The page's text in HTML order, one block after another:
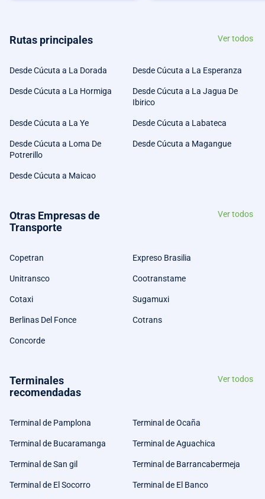
Rutas principales Ver todos
Desde Cúcuta a La Dorada Desde Cúcuta a La Esperanza
Desde Cúcuta a La Hormiga
Desde Cúcuta a La Jagua De
Ibirico
Desde Cúcuta a La Ye Desde Cúcuta a Labateca
Desde Cúcuta a Loma De
Potrerillo
Desde Cúcuta a Magangue
Desde Cúcuta a Maicao
Otras Empresas de
Transporte
Ver todos
Copetran Expreso Brasilia
Unitransco Cootranstame
Cotaxi Sugamuxi
Berlinas Del Fonce Cotrans
Concorde
Terminales
recomendadas
Ver todos
Terminal de Pamplona Terminal de Ocaña
Terminal de Bucaramanga Terminal de Aguachica
Terminal de San gil Terminal de Barrancabermeja
Terminal de El Socorro Terminal de El Banco